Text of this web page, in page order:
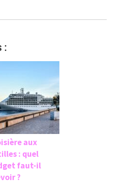
:
aux
: quel
faut-il
?